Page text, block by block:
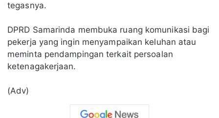
tegasnya.
DPRD Samarinda membuka ruang komunikasi bagi
pekerja yang ingin menyampaikan keluhan atau
meminta pendampingan terkait persoalan
ketenagakerjaan.
(Adv)